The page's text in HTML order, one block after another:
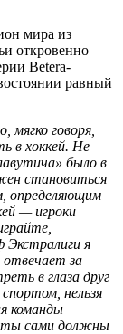
мира из
откровенно
Betera-
равный
говоря,
в хоккей. Не
было в
становиться
определяющим
— игроки
я
отвечает за
в глаза друг
нельзя
команды
сами должны